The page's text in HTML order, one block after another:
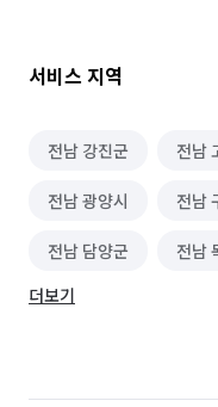
서비스 지역
전남 강진군 전남
전남 광양시 전남
전남 담양군 전남
전남 보성군
전남 완도군 전남
더보기